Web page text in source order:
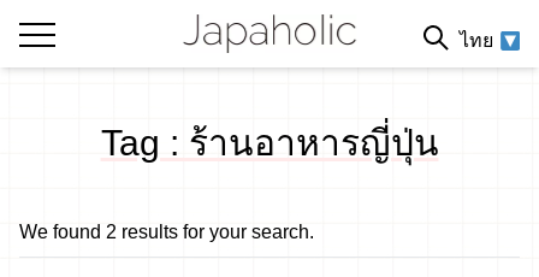
ไทย
Tag : ร้านอาหารญี่ปุ่น
We found 2 results for your search.